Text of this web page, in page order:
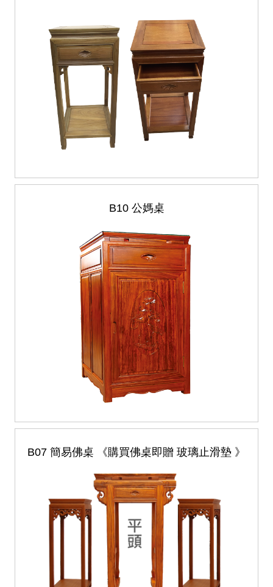
B10 公媽桌
B07 簡易佛桌 《購買佛桌即贈 玻璃止滑墊 》